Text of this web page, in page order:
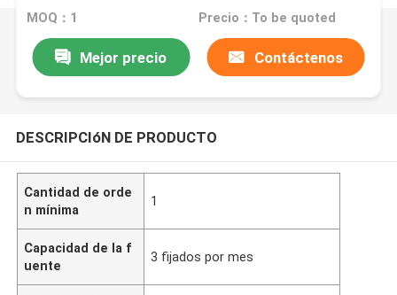
MOQ：1 Precio：To be quoted
Mejor precio Contáctenos
DESCRIPCIóN DE PRODUCTO
Cantidad de orde
n mínima
1
Capacidad de la f
uente
3 fijados por mes